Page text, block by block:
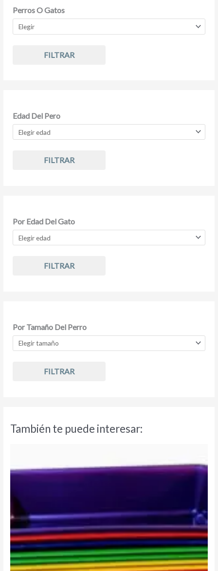
Perros O Gatos
FILTRAR
Edad Del Pero
FILTRAR
Por Edad Del Gato
FILTRAR
Por Tamaño Del Perro
FILTRAR
También te puede interesar: